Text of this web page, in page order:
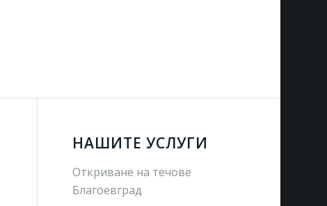
НАШИТЕ УСЛУГИ
Откриване на течове
Благоевград